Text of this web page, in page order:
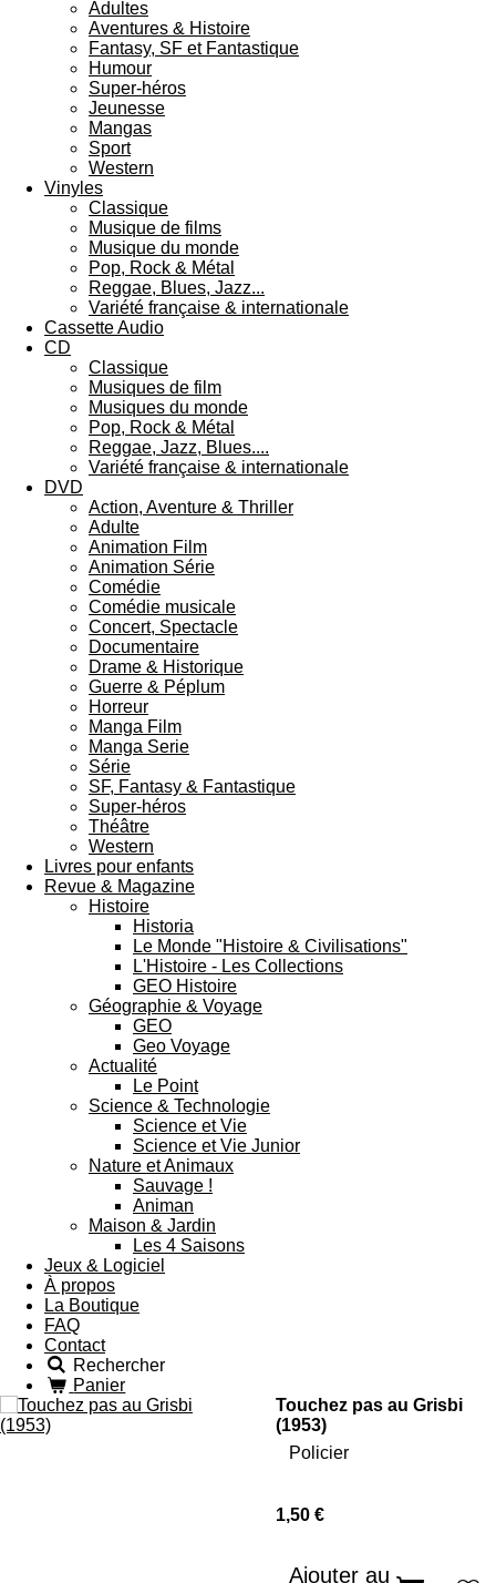
Adultes
Aventures & Histoire
Fantasy, SF et Fantastique
Humour
Super-héros
Jeunesse
Mangas
Sport
Western
Vinyles
Classique
Musique de films
Musique du monde
Pop, Rock & Métal
Reggae, Blues, Jazz...
Variété française & internationale
Cassette Audio
CD
Classique
Musiques de film
Musiques du monde
Pop, Rock & Métal
Reggae, Jazz, Blues....
Variété française & internationale
DVD
Action, Aventure & Thriller
Adulte
Animation Film
Animation Série
Comédie
Comédie musicale
Concert, Spectacle
Documentaire
Drame & Historique
Guerre & Péplum
Horreur
Manga Film
Manga Serie
Série
SF, Fantasy & Fantastique
Super-héros
Théâtre
Western
Livres pour enfants
Revue & Magazine
Histoire
Historia
Le Monde "Histoire & Civilisations"
L'Histoire - Les Collections
GEO Histoire
Géographie & Voyage
GEO
Geo Voyage
Actualité
Le Point
Science & Technologie
Science et Vie
Science et Vie Junior
Nature et Animaux
Sauvage !
Animan
Maison & Jardin
Les 4 Saisons
Jeux & Logiciel
À propos
La Boutique
FAQ
Contact
Rechercher
Panier
Touchez pas au Grisbi
(1953)
Policier
1,50 €
Ajouter au